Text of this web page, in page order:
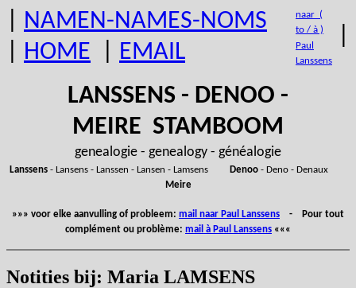
NAMEN-NAMES-NOMS
HOME EMAIL
naar (
to / à )
Paul
Lanssens
LANSSENS - DENOO -
MEIRE STAMBOOM
genealogie - genealogy - généalogie
Lanssens- Lansens - Lanssen - Lansen - Lamsens Denoo- Deno - Denaux
Meire
»»» voor elke aanvulling of probleem: mail naar Paul Lanssens - Pour tout
complément ou problème: mail à Paul Lanssens «««
Notities bij: Maria LAMSENS